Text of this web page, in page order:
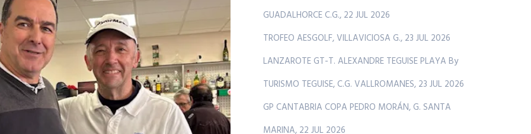
GUADALHORCE C.G., 22 JUL 2026
TROFEO AESGOLF, VILLAVICIOSA G., 23 JUL 2026
LANZAROTE GT-T. ALEXANDRE TEGUISE PLAYA By
TURISMO TEGUISE, C.G. VALLROMANES, 23 JUL 2026
GP CANTABRIA COPA PEDRO MORÁN, G. SANTA
MARINA, 22 JUL 2026